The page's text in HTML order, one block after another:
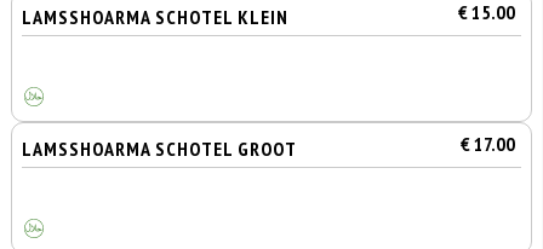
LAMSSHOARMA SCHOTEL KLEIN € 15.00
LAMSSHOARMA SCHOTEL GROOT € 17.00